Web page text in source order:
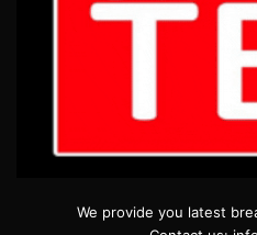
We provide you latest